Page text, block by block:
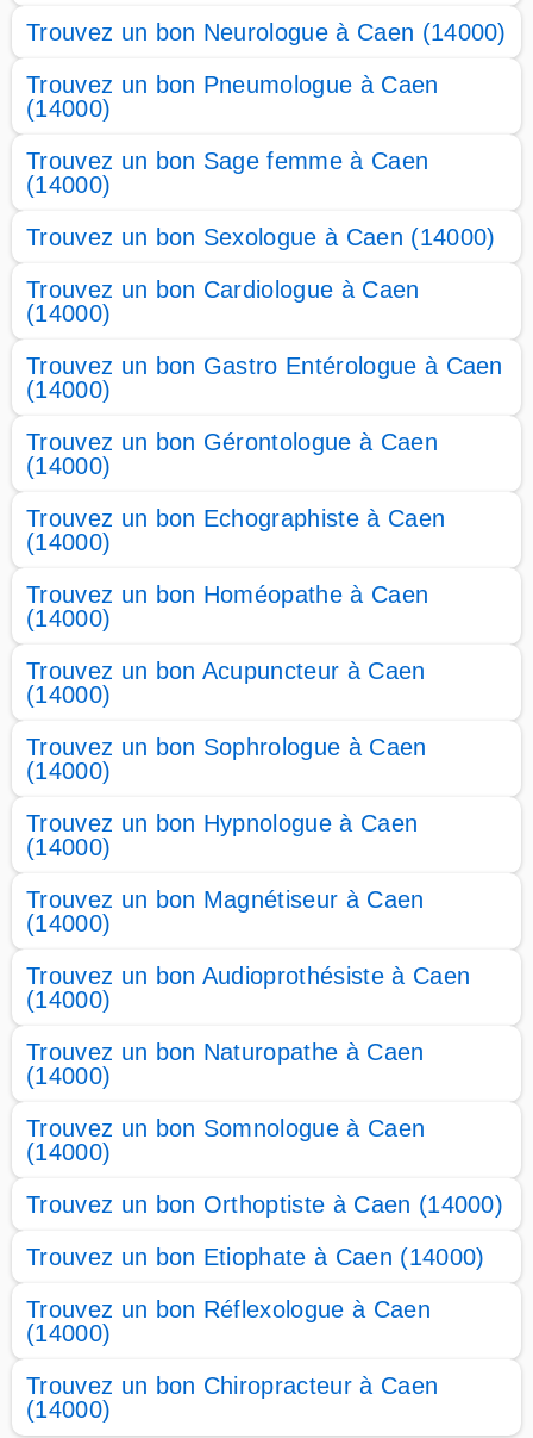
Trouvez un bon Neurologue à Caen (14000)
Trouvez un bon Pneumologue à Caen
(14000)
Trouvez un bon Sage femme à Caen
(14000)
Trouvez un bon Sexologue à Caen (14000)
Trouvez un bon Cardiologue à Caen
(14000)
Trouvez un bon Gastro Entérologue à Caen
(14000)
Trouvez un bon Gérontologue à Caen
(14000)
Trouvez un bon Echographiste à Caen
(14000)
Trouvez un bon Homéopathe à Caen
(14000)
Trouvez un bon Acupuncteur à Caen
(14000)
Trouvez un bon Sophrologue à Caen
(14000)
Trouvez un bon Hypnologue à Caen
(14000)
Trouvez un bon Magnétiseur à Caen
(14000)
Trouvez un bon Audioprothésiste à Caen
(14000)
Trouvez un bon Naturopathe à Caen
(14000)
Trouvez un bon Somnologue à Caen
(14000)
Trouvez un bon Orthoptiste à Caen (14000)
Trouvez un bon Etiophate à Caen (14000)
Trouvez un bon Réflexologue à Caen
(14000)
Trouvez un bon Chiropracteur à Caen
(14000)